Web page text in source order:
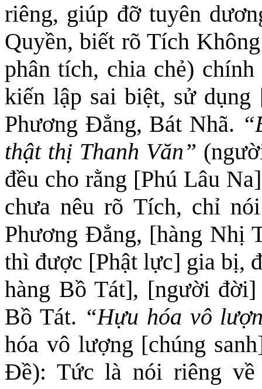
riêng, giúp đỡ tuyên
Quyền, biết rõ Tích
phân tích, chia chẻ)
kiến lập sai biệt, sử
Phương Đẳng, Bát Nhã.
thật thị Thanh Văn”
đều cho rằng [Phú Lâu
chưa nêu rõ Tích, chỉ
Phương Đẳng, [hàng Nhị
thì được [Phật lực] gia bị,
hàng Bồ Tát], [người
Bồ Tát. “Hựu hóa vô
hóa vô lượng [chúng
Đề): Tức là nói riêng về